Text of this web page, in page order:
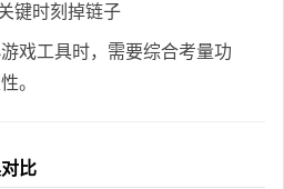
键时刻掉链子
戏工具时，需要综合考量功
。
比